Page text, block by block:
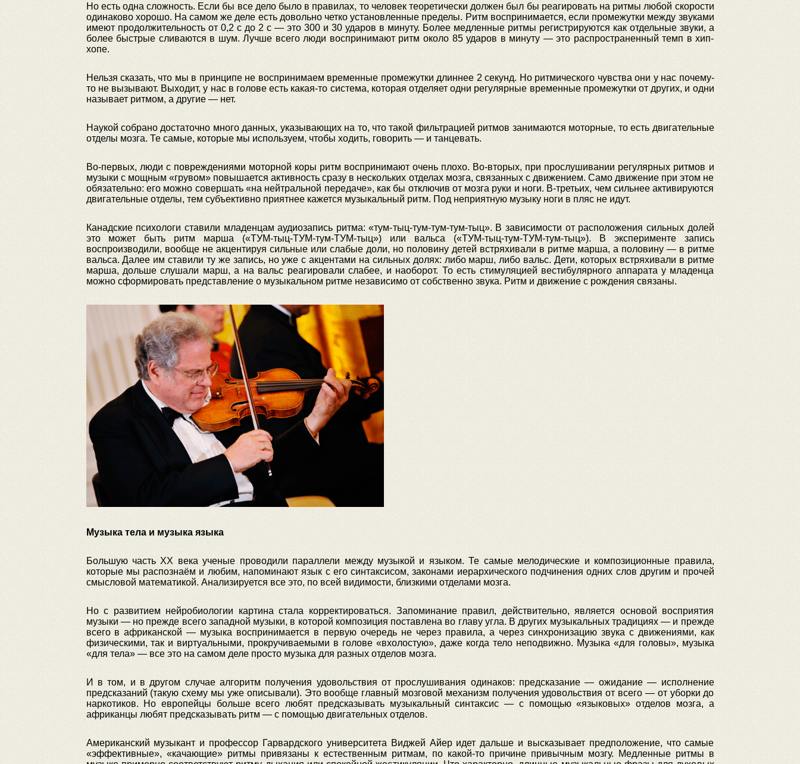
Но есть одна сложность. Если бы все дело было в правилах, то человек теоретически должен был бы реагировать на ритмы любой скорости
одинаково хорошо. На самом же деле есть довольно четко установленные пределы. Ритм воспринимается, если промежутки между звуками
имеют продолжительность от 0,2 с до 2 с — это 300 и 30 ударов в минуту. Более медленные ритмы регистрируются как отдельные звуки, а
более быстрые сливаются в шум. Лучше всего люди воспринимают ритм около 85 ударов в минуту — это распространенный темп в хип-
хопе.
Нельзя сказать, что мы в принципе не воспринимаем временные промежутки длиннее 2 секунд. Но ритмического чувства они у нас почему-
то не вызывают. Выходит, у нас в голове есть какая-то система, которая отделяет одни регулярные временные промежутки от других, и одни
называет ритмом, а другие — нет.
Наукой собрано достаточно много данных, указывающих на то, что такой фильтрацией ритмов занимаются моторные, то есть двигательные
отделы мозга. Те самые, которые мы используем, чтобы ходить, говорить — и танцевать.
Во-первых, люди с повреждениями моторной коры ритм воспринимают очень плохо. Во-вторых, при прослушивании регулярных ритмов и
музыки с мощным «грувом» повышается активность сразу в нескольких отделах мозга, связанных с движением. Само движение при этом не
обязательно: его можно совершать «на нейтральной передаче», как бы отключив от мозга руки и ноги. В-третьих, чем сильнее активируются
двигательные отделы, тем субъективно приятнее кажется музыкальный ритм. Под неприятную музыку ноги в пляс не идут.
Канадские психологи ставили младенцам аудиозапись ритма: «тум-тыц-тум-тум-тум-тыц». В зависимости от расположения сильных долей
это может быть ритм марша («ТУМ-тыц-ТУМ-тум-ТУМ-тыц») или вальса («ТУМ-тыц-тум-ТУМ-тум-тыц»). В эксперименте запись
воспроизводили, вообще не акцентируя сильные или слабые доли, но половину детей встряхивали в ритме марша, а половину — в ритме
вальса. Далее им ставили ту же запись, но уже с акцентами на сильных долях: либо марш, либо вальс. Дети, которых встряхивали в ритме
марша, дольше слушали марш, а на вальс реагировали слабее, и наоборот. То есть стимуляцией вестибулярного аппарата у младенца
можно сформировать представление о музыкальном ритме независимо от собственно звука. Ритм и движение с рождения связаны.
Музыка тела и музыка языка
Большую часть XX века ученые проводили параллели между музыкой и языком. Те самые мелодические и композиционные правила,
которые мы распознаём и любим, напоминают язык с его синтаксисом, законами иерархического подчинения одних слов другим и прочей
смысловой математикой. Анализируется все это, по всей видимости, близкими отделами мозга.
Но с развитием нейробиологии картина стала корректироваться. Запоминание правил, действительно, является основой восприятия
музыки — но прежде всего западной музыки, в которой композиция поставлена во главу угла. В других музыкальных традициях — и прежде
всего в африканской — музыка воспринимается в первую очередь не через правила, а через синхронизацию звука с движениями, как
физическими, так и виртуальными, прокручиваемыми в голове «вхолостую», даже когда тело неподвижно. Музыка «для головы», музыка
«для тела» — все это на самом деле просто музыка для разных отделов мозга.
И в том, и в другом случае алгоритм получения удовольствия от прослушивания одинаков: предсказание — ожидание — исполнение
предсказаний (такую схему мы уже описывали). Это вообще главный мозговой механизм получения удовольствия от всего — от уборки до
наркотиков. Но европейцы больше всего любят предсказывать музыкальный синтаксис — с помощью «языковых» отделов мозга, а
африканцы любят предсказывать ритм — с помощью двигательных отделов.
Американский музыкант и профессор Гарвардского университета Виджей Айер идет дальше и высказывает предположение, что самые
«эффективные», «качающие» ритмы привязаны к естественным ритмам, по какой-то причине привычным мозгу. Медленные ритмы в